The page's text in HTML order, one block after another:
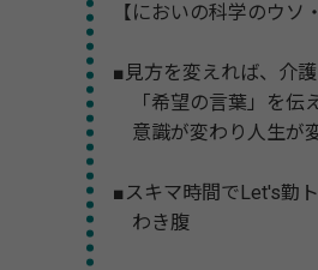
【においの科学のウソ
■見方を変えれば、介
「希望の言葉」を伝
意識が変わり人生が
■スキマ時間でLet's勤
わき腹